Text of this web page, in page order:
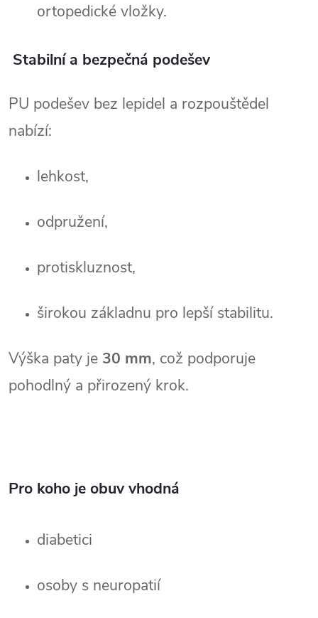
ortopedické vložky.
Stabilní a bezpečná podešev
PU podešev bez lepidel a rozpouštědel
nabízí:
lehkost,
odpružení,
protiskluznost,
širokou základnu pro lepší stabilitu.
Výška paty je 30 mm, což podporuje
pohodlný a přirozený krok.
Pro koho je obuv vhodná
diabetici
osoby s neuropatií